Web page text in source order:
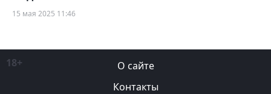
15 мая 2025 11:46
18+
О сайте
Контакты